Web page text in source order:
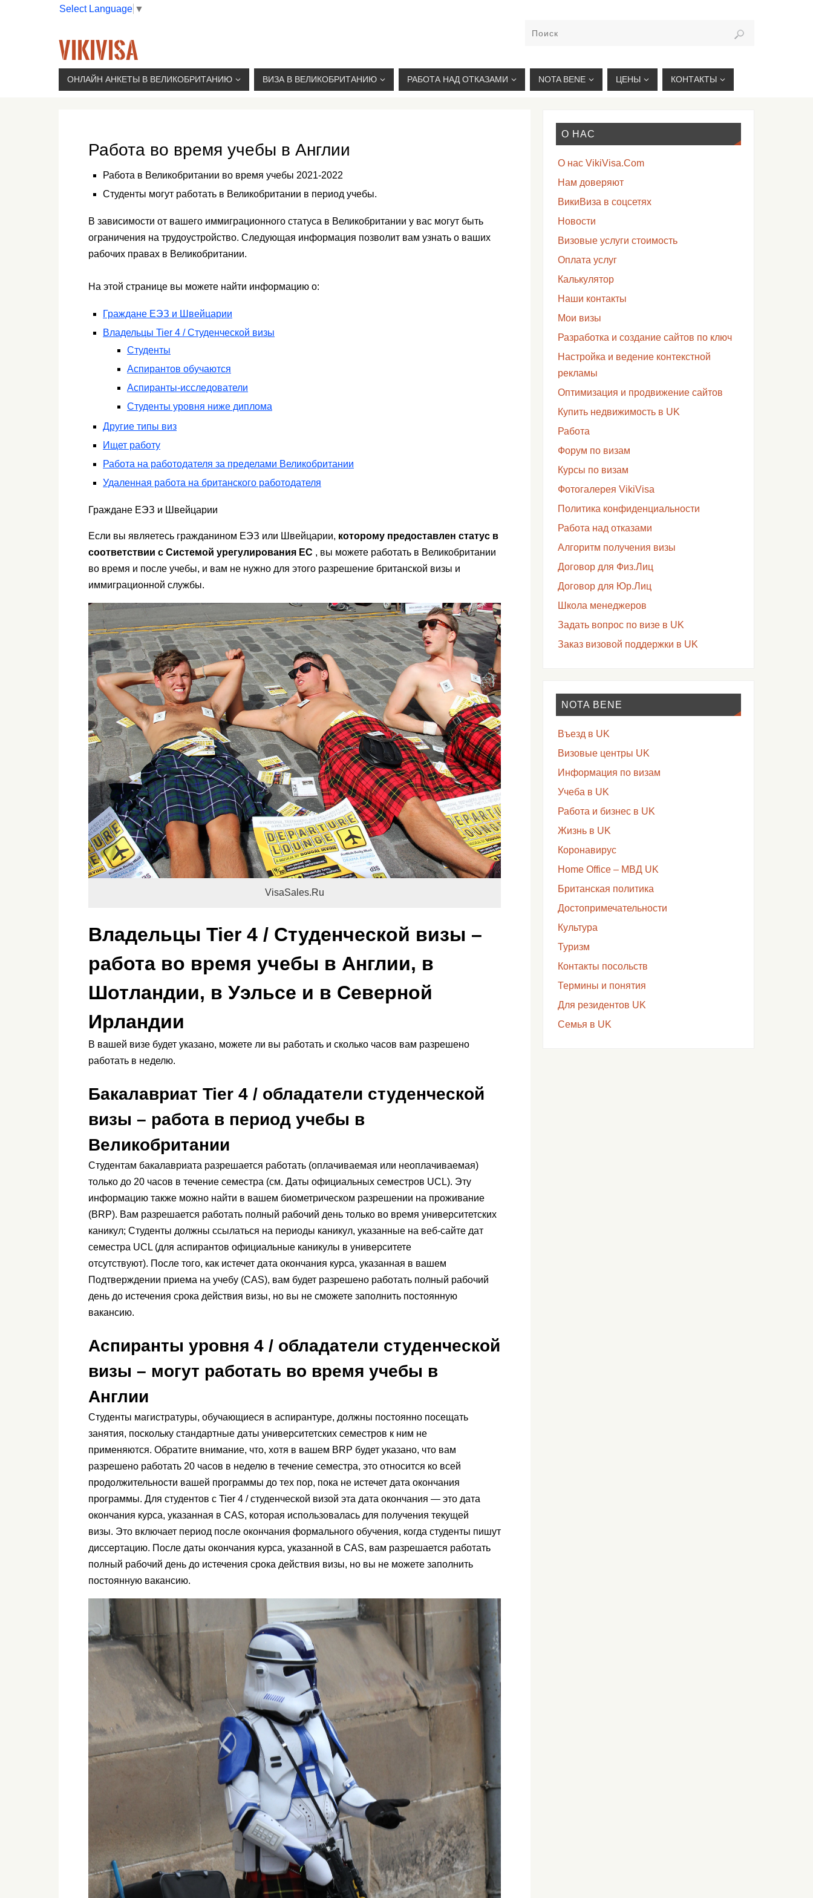
Select Language ▼
VIKIVISA
Г. МОСКВА, 2-Й СЫРОМЯТНИЧЕСКИЙ ПЕР., 11, М. КУРСКАЯ, +7(926)734-03-33, +7(926)274-03-33, VISA@VIKIVISA.RU
ОНЛАЙН АНКЕТЫ В ВЕЛИКОБРИТАНИЮ ВИЗА В ВЕЛИКОБРИТАНИЮ РАБОТА НАД ОТКАЗАМИ NOTA BENE ЦЕНЫ КОНТАКТЫ
Работа во время учебы в Англии
Работа в Великобритании во время учебы 2021-2022
Студенты могут работать в Великобритании в период учебы.
В зависимости от вашего иммиграционного статуса в Великобритании у вас могут быть
ограничения на трудоустройство. Следующая информация позволит вам узнать о ваших
рабочих правах в Великобритании.
На этой странице вы можете найти информацию о:
Граждане ЕЭЗ и Швейцарии
Владельцы Tier 4 / Студенческой визы
Студенты
Аспирантов обучаются
Аспиранты-исследователи
Студенты уровня ниже диплома
Другие типы виз
Ищет работу
Работа на работодателя за пределами Великобритании
Удаленная работа на британского работодателя
Граждане ЕЭЗ и Швейцарии
Если вы являетесь гражданином ЕЭЗ или Швейцарии, которому предоставлен статус в
соответствии с Системой урегулирования ЕС , вы можете работать в Великобритании
во время и после учебы, и вам не нужно для этого разрешение британской визы и
иммиграционной службы.
VisaSales.Ru
Владельцы Tier 4 / Студенческой визы –
работа во время учебы в Англии, в
Шотландии, в Уэльсе и в Северной
Ирландии
В вашей визе будет указано, можете ли вы работать и сколько часов вам разрешено
работать в неделю.
Бакалавриат Tier 4 / обладатели студенческой
визы – работа в период учебы в
Великобритании
Студентам бакалавриата разрешается работать (оплачиваемая или неоплачиваемая)
только до 20 часов в течение семестра (см. Даты официальных семестров UCL). Эту
информацию также можно найти в вашем биометрическом разрешении на проживание
(BRP). Вам разрешается работать полный рабочий день только во время университетских
каникул; Студенты должны ссылаться на периоды каникул, указанные на веб-сайте дат
семестра UCL (для аспирантов официальные каникулы в университете
отсутствуют). После того, как истечет дата окончания курса, указанная в вашем
Подтверждении приема на учебу (CAS), вам будет разрешено работать полный рабочий
день до истечения срока действия визы, но вы не сможете заполнить постоянную
вакансию.
Аспиранты уровня 4 / обладатели студенческой
визы – могут работать во время учебы в
Англии
Студенты магистратуры, обучающиеся в аспирантуре, должны постоянно посещать
занятия, поскольку стандартные даты университетских семестров к ним не
применяются. Обратите внимание, что, хотя в вашем BRP будет указано, что вам
разрешено работать 20 часов в неделю в течение семестра, это относится ко всей
продолжительности вашей программы до тех пор, пока не истечет дата окончания
программы. Для студентов с Tier 4 / студенческой визой эта дата окончания — это дата
окончания курса, указанная в CAS, которая использовалась для получения текущей
визы. Это включает период после окончания формального обучения, когда студенты пишут
диссертацию. После даты окончания курса, указанной в CAS, вам разрешается работать
полный рабочий день до истечения срока действия визы, но вы не можете заполнить
постоянную вакансию.
О НАС
О нас VikiVisa.Com
Нам доверяют
ВикиВиза в соцсетях
Новости
Визовые услуги стоимость
Оплата услуг
Калькулятор
Наши контакты
Мои визы
Разработка и создание сайтов по ключ
Настройка и ведение контекстной
рекламы
Оптимизация и продвижение сайтов
Купить недвижимость в UK
Работа
Форум по визам
Курсы по визам
Фотогалерея VikiVisa
Политика конфиденциальности
Работа над отказами
Алгоритм получения визы
Договор для Физ.Лиц
Договор для Юр.Лиц
Школа менеджеров
Задать вопрос по визе в UK
Заказ визовой поддержки в UK
NOTA BENE
Въезд в UK
Визовые центры UK
Информация по визам
Учеба в UK
Работа и бизнес в UK
Жизнь в UK
Коронавирус
Home Office – МВД UK
Британская политика
Достопримечательности
Культура
Туризм
Контакты посольств
Термины и понятия
Для резидентов UK
Семья в UK